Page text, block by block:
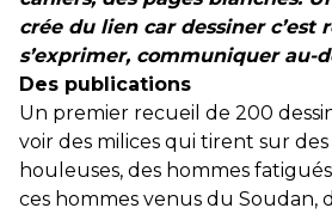
crée du lien car dessiner c’est
s’exprimer, communiquer au-
Des publications
Un premier recueil de 200
voir des milices qui tirent sur
houleuses, des hommes
ces hommes venus du Soudan,